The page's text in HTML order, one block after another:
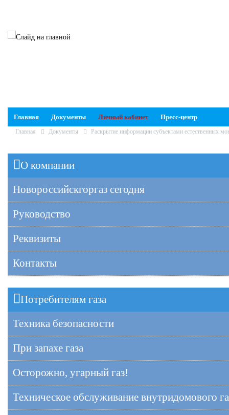
Главная Документы Личный кабинет Пресс-центр
Главная Документы Раскрытие информации субъектами естественных
О компании
Новороссийскгоргаз сегодня
Руководство
Реквизиты
Контакты
Потребителям газа
Техника безопасности
При запахе газа
Осторожно, угарный газ!
Техническое обслуживание внутридомового